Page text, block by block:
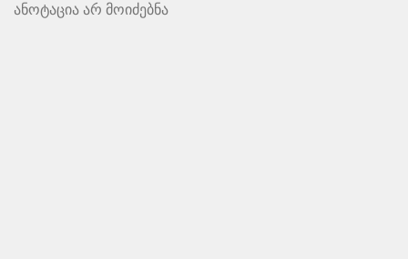
ანოტაცია არ მოიძებნა